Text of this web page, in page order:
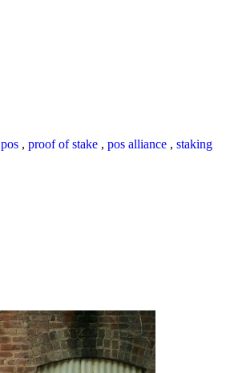
pos , proof of stake , pos alliance , staking